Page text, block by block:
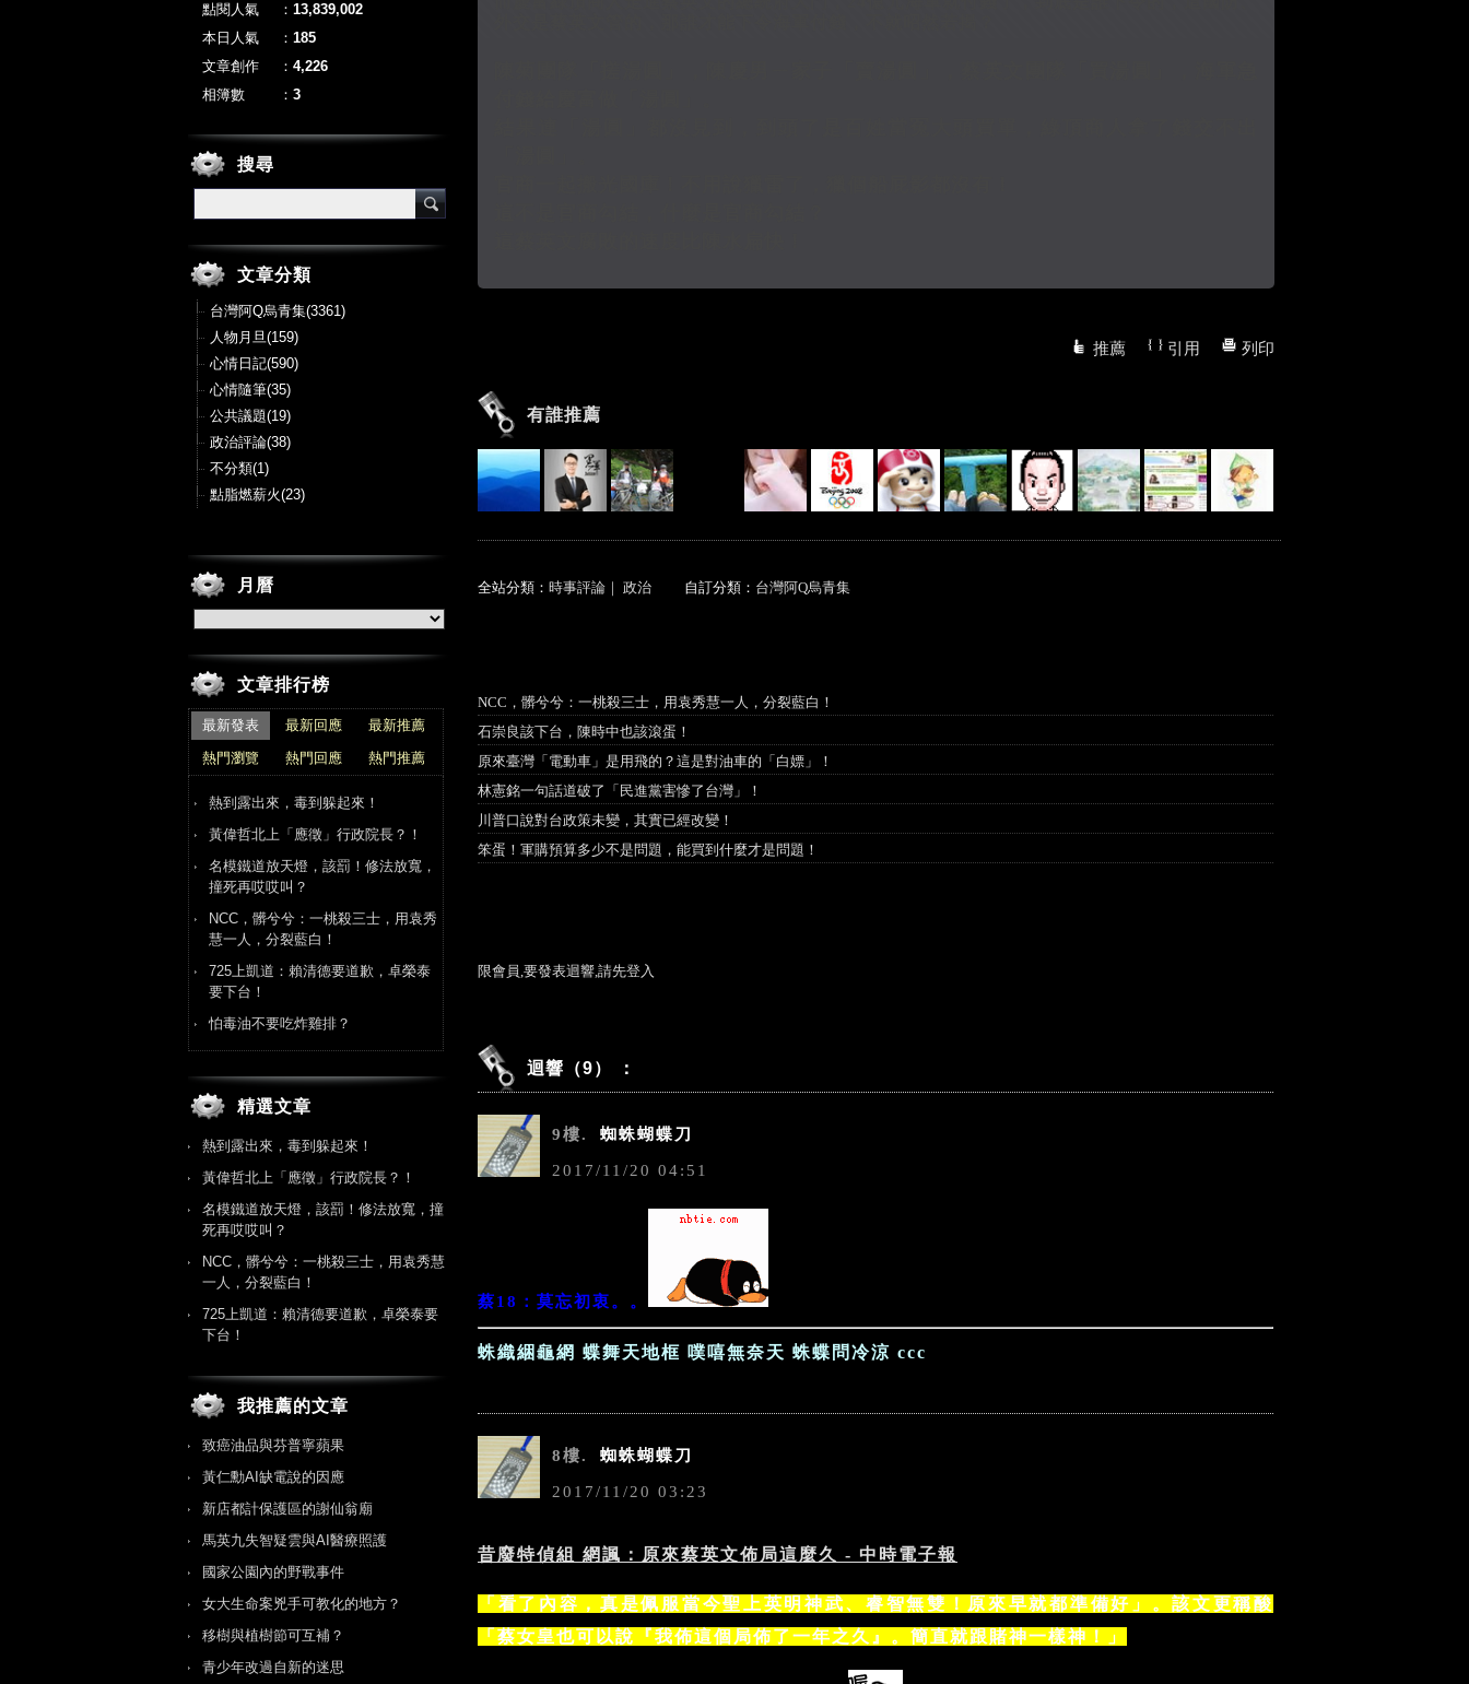
推薦 引用 列印
有誰推薦
全站分類： 時事評論 ｜ 政治 自訂分類： 台灣阿Q烏青集
NCC，髒兮兮：一桃殺三士，用袁秀慧一人，分裂藍白！
石崇良該下台，陳時中也該滾蛋！
原來臺灣「電動車」是用飛的？這是對油車的「白嫖」！
林憲銘一句話道破了「民進黨害慘了台灣」！
川普口說對台政策未變，其實已經改變！
笨蛋！軍購預算多少不是問題，能買到什麼才是問題！
限會員,要發表迴響,請先登入
迴響（9） ：
9樓. 蜘蛛蝴蝶刀
2017/11 /20 04: 51
蔡18：莫忘初衷。。
蛛織綑龜網 蝶舞天地框 噗嘻無奈天 蛛蝶問冷涼 ccc
8樓. 蜘蛛蝴蝶刀
2017/11 /20 03 : 23
昔廢特偵組 網諷：原來蔡英文佈局這麼久 - 中時電子報
「看了內容，真是佩服當今聖上英明神武、睿智無雙！原來早就都準備好」。該文更稱酸
「蔡女皇也可以說『我佈這個局佈了一年之久』。簡直就跟賭神一樣神！」
點閱人氣
： 13,839,002
本日人氣
： 185
文章創作
： 4,226
相簿數
： 3
搜尋
文章分類
台灣阿Q烏青集(3361)
人物月旦(159)
心情日記(590)
心情隨筆(35)
公共議題(19)
政治評論(38)
不分類(1)
點脂燃薪火(23)
月曆
文章排行榜
最新發表 最新回應
最新推薦
熱門瀏覽
熱門回應 熱門推薦
熱到露出來，毒到躲起來！
黃偉哲北上「應徵」行政院長？！
名模鐵道放天燈，該罰！修法放寬，
撞死再哎哎叫？
NCC，髒兮兮：一桃殺三士，用袁秀
慧一人，分裂藍白！
725上凱道：賴清德要道歉，卓榮泰
要下台！
怕毒油不要吃炸雞排？
精選文章
熱到露出來，毒到躲起來！
黃偉哲北上「應徵」行政院長？！
名模鐵道放天燈，該罰！修法放寬，撞
死再哎哎叫？
NCC，髒兮兮：一桃殺三士，用袁秀慧
一人，分裂藍白！
725上凱道：賴清德要道歉，卓榮泰要
下台！
我推薦的文章
致癌油品與芬普寧蘋果
黃仁勳AI缺電說的因應
新店都計保護區的謝仙翁廟
馬英九失智疑雲與AI醫療照護
國家公園內的野戰事件
女大生命案兇手可教化的地方？
移樹與植樹節可互補？
青少年改過自新的迷思